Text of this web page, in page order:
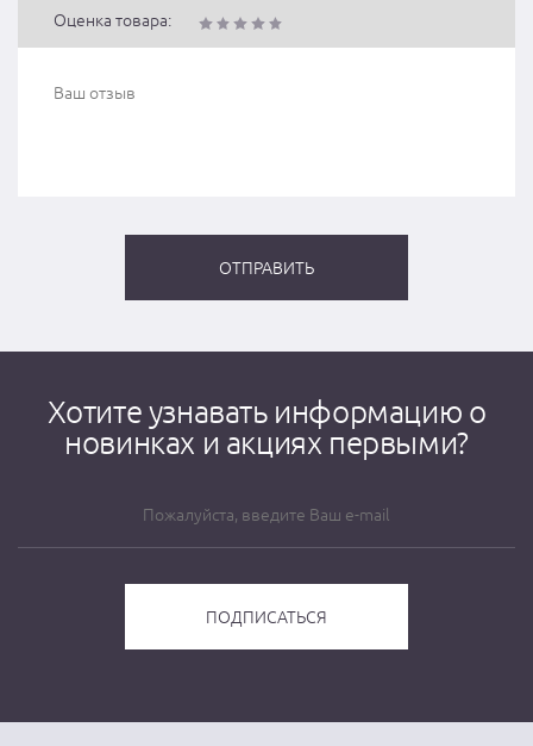
Оценка товара:
Хотите узнавать информацию о
новинках и акциях первыми?